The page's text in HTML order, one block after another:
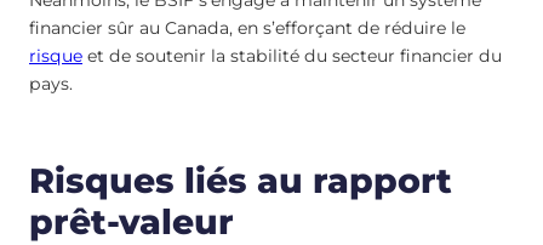
financier sûr au Canada, en s’efforçant de réduire le
risque et de soutenir la stabilité du secteur financier du
pays.
Risques liés au rapport
prêt-valeur